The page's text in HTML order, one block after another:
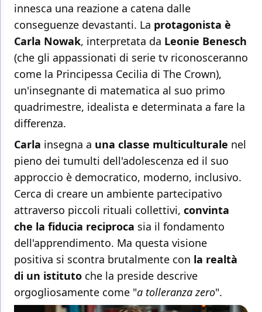
innesca una reazione a catena dalle
conseguenze devastanti. La protagonista è
Carla Nowak, interpretata da Leonie Benesch
(che gli appassionati di serie tv riconosceranno
come la Principessa Cecilia di The Crown),
un'insegnante di matematica al suo primo
quadrimestre, idealista e determinata a fare la
differenza.
Carla insegna a una classe multiculturale nel
pieno dei tumulti dell'adolescenza ed il suo
approccio è democratico, moderno, inclusivo.
Cerca di creare un ambiente partecipativo
attraverso piccoli rituali collettivi, convinta
che la fiducia reciproca sia il fondamento
dell'apprendimento. Ma questa visione
positiva si scontra brutalmente con la realtà
di un istituto che la preside descrive
orgogliosamente come "a tolleranza zero".